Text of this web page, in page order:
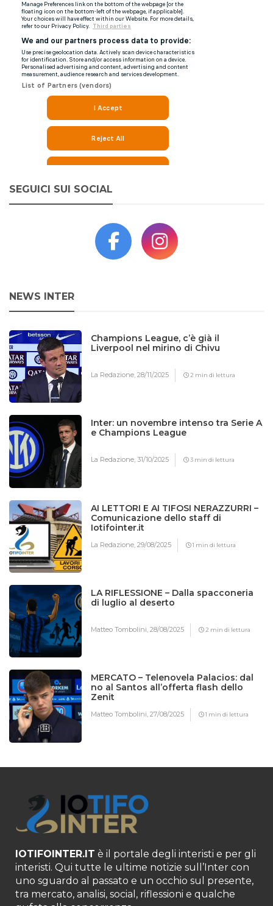
SEGUICI SUI SOCIAL
NEWS INTER
Champions League, c’è già il
Liverpool nel mirino di Chivu
La Redazione,28/11/2025 2 min di lettura
Inter: un novembre intenso tra Serie A
e Champions League
La Redazione,31/10/2025 3 min di lettura
AI LETTORI E AI TIFOSI NERAZZURRI –
Comunicazione dello staff di
Iotifointer.it
La Redazione,29/08/2025 1 min di lettura
LA RIFLESSIONE – Dalla spacconeria
di luglio al deserto
Matteo Tombolini,28/08/2025 2 min di lettura
MERCATO – Telenovela Palacios: dal
no al Santos all’offerta flash dello
Zenit
Matteo Tombolini,27/08/2025 1 min di lettura
IOTIFOINTER.IT è il portale degli interisti e per gli
interisti. Qui tutte le ultime notizie sull’Inter con
uno sguardo al passato e un occhio sul presente,
tra mercato, analisi, social, riflessioni e qualche